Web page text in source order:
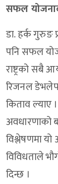
सफल
डा. हर्क गुरुङ
पनि सफल
राष्ट्रको सबै
रिजनल
किताव ल्याए
अवधारणाको
विश्लेषणमा
विविधताले
दिन्छ ।